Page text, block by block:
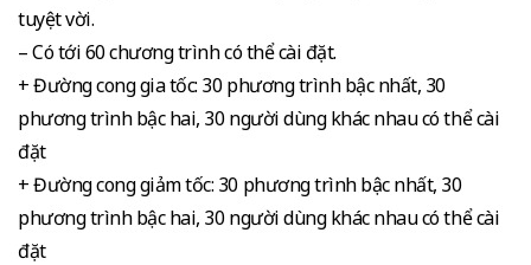
tuyệt vời.
– Có tới 60 chương trình có thể cài đặt.
+ Đường cong gia tốc: 30 phương trình bậc nhất, 30
phương trình bậc hai, 30 người dùng khác nhau có thể cài
đặt
+ Đường cong giảm tốc: 30 phương trình bậc nhất, 30
phương trình bậc hai, 30 người dùng khác nhau có thể cài
đặt